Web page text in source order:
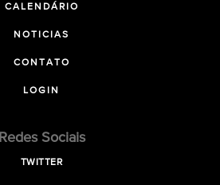
CALENDÁRIO
NOTICIAS
CONTATO
LOGIN
Redes Sociais
TWITTER